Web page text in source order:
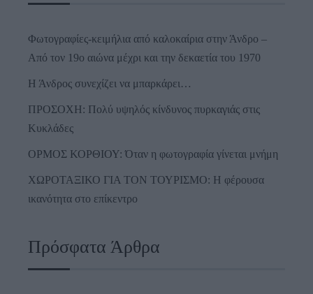
Φωτογραφίες-κειμήλια από καλοκαίρια στην Άνδρο –
Από τον 19ο αιώνα μέχρι και την δεκαετία του 1970
Η Άνδρος συνεχίζει να μπαρκάρει…
ΠΡΟΣΟΧΗ: Πολύ υψηλός κίνδυνος πυρκαγιάς στις
Κυκλάδες
ΟΡΜΟΣ ΚΟΡΘΙΟΥ: Όταν η φωτογραφία γίνεται μνήμη
ΧΩΡΟΤΑΞΙΚΟ ΓΙΑ ΤΟΝ ΤΟΥΡΙΣΜΟ: Η φέρουσα
ικανότητα στο επίκεντρο
Πρόσφατα Άρθρα